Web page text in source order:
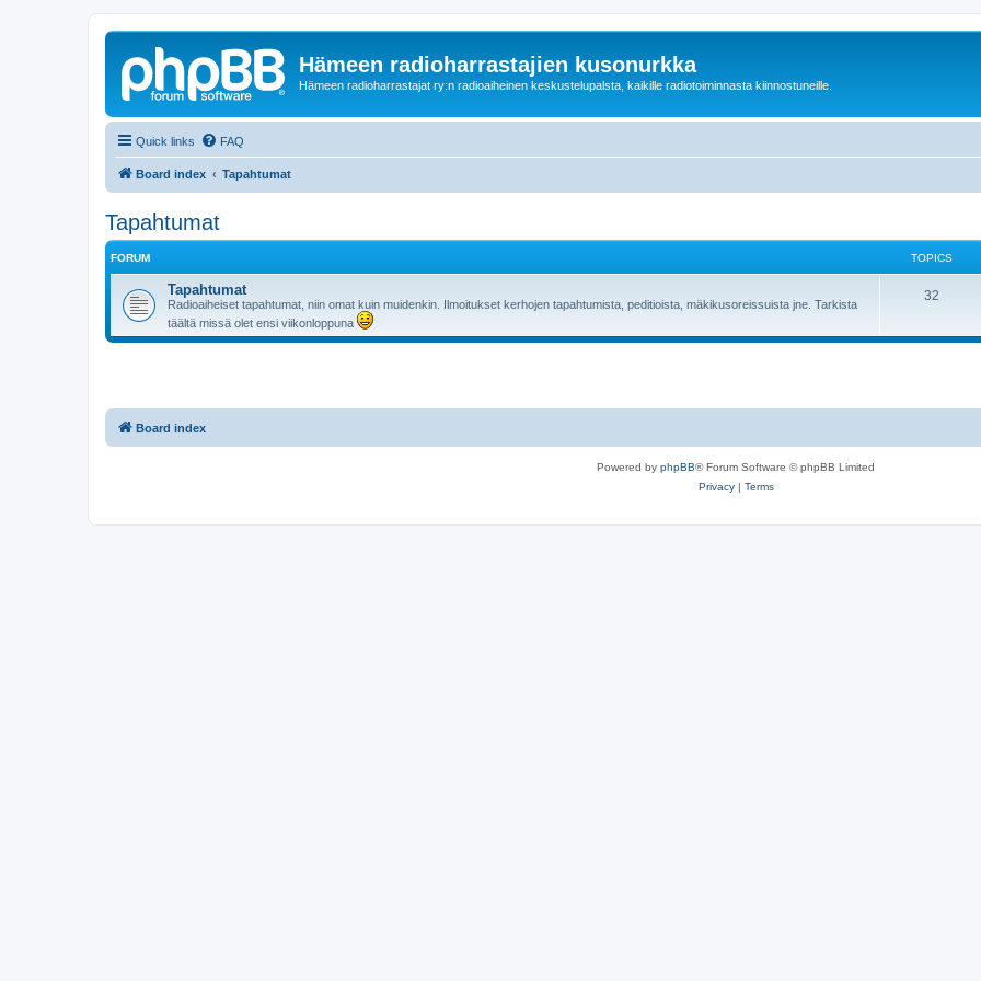
Hämeen radioharrastajien kusonurkka
Hämeen radioharrastajat ry:n radioaiheinen keskustelupalsta, kaikille radiotoiminnasta kiinnostuneille.
Quick links FAQ
Board index Tapahtumat
Tapahtumat
FORUM TOPICS
Tapahtumat
Radioaiheiset tapahtumat, niin omat kuin muidenkin. Ilmoitukset kerhojen tapahtumista, peditioista, mäkikusoreissuista jne. Tarkista
täältä missä olet ensi viikonloppuna
32
Board index
Powered by phpBB® Forum Software © phpBB Limited
Privacy| Terms